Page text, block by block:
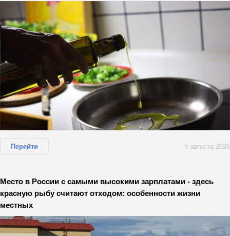
Перейти 5 августа 2026
Место в России с самыми высокими зарплатами - здесь
красную рыбу считают отходом: особенности жизни
местных